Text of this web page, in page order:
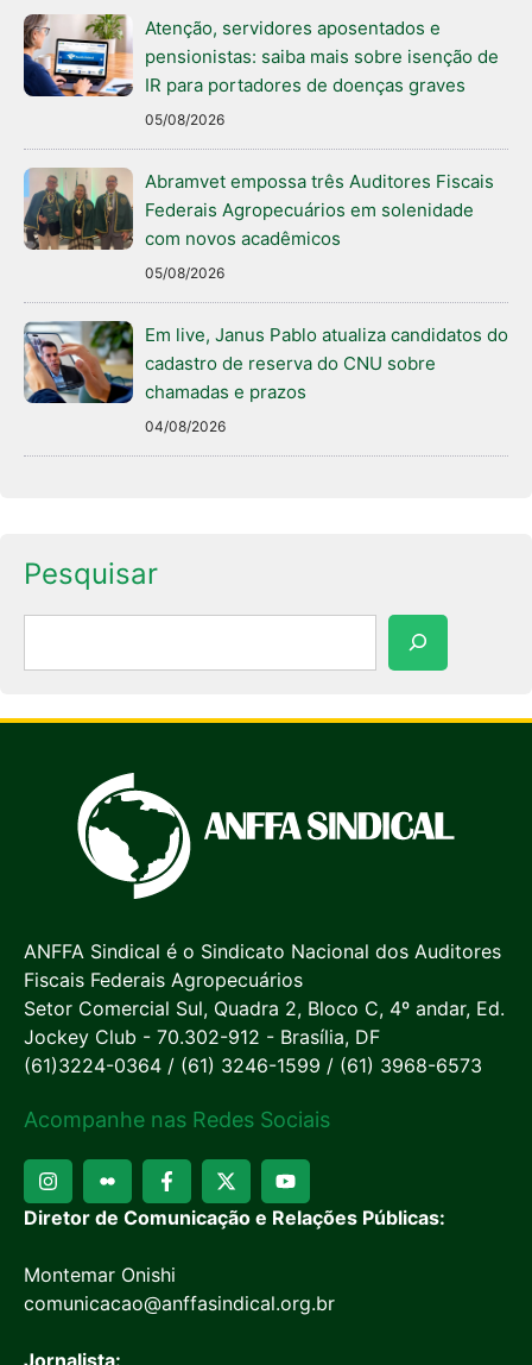
Atenção, servidores aposentados e
pensionistas: saiba mais sobre isenção de
IR para portadores de doenças graves
05/08/2026
Abramvet empossa três Auditores Fiscais
Federais Agropecuários em solenidade
com novos acadêmicos
05/08/2026
Em live, Janus Pablo atualiza candidatos do
cadastro de reserva do CNU sobre
chamadas e prazos
04/08/2026
Pesquisar
ANFFA Sindical é o Sindicato Nacional dos Auditores
Fiscais Federais Agropecuários
Setor Comercial Sul, Quadra 2, Bloco C, 4º andar, Ed.
Jockey Club - 70.302-912 - Brasília, DF
(61)3224-0364 / (61) 3246-1599 / (61) 3968-6573
Acompanhe nas Redes Sociais
Diretor de Comunicação e Relações Públicas:
Montemar Onishi
comunicacao@anffasindical.org.br
Jornalista: